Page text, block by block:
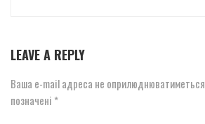
LEAVE A REPLY
Ваша e-mail адреса не оприлюднюватиметься.
позначені *